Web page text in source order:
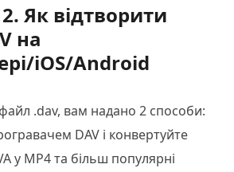
Як відтворити
на
iOS/Android
.dav, вам надано 2 способи:
DAV і конвертуйте
у MP4 та більш популярні